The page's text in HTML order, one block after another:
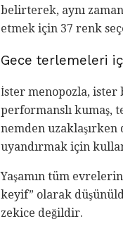
belirterek, aynı
etmek için 37 renk
Gece terlemeleri
İster menopozla, ister
performanslı kumaş,
nemden uzaklaşırken
uyandırmak için
Yaşamın tüm
keyif” olarak
zekice değildir.